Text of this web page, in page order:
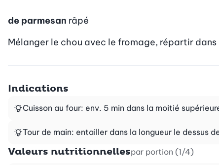
de parmesan râpé
Mélanger le chou avec le fromage, répartir
Indications
Cuisson au four: env. 5 min dans la moitié
Tour de main: entailler dans la longueur le dessus
Valeurs nutritionnellespar portion (1/4)